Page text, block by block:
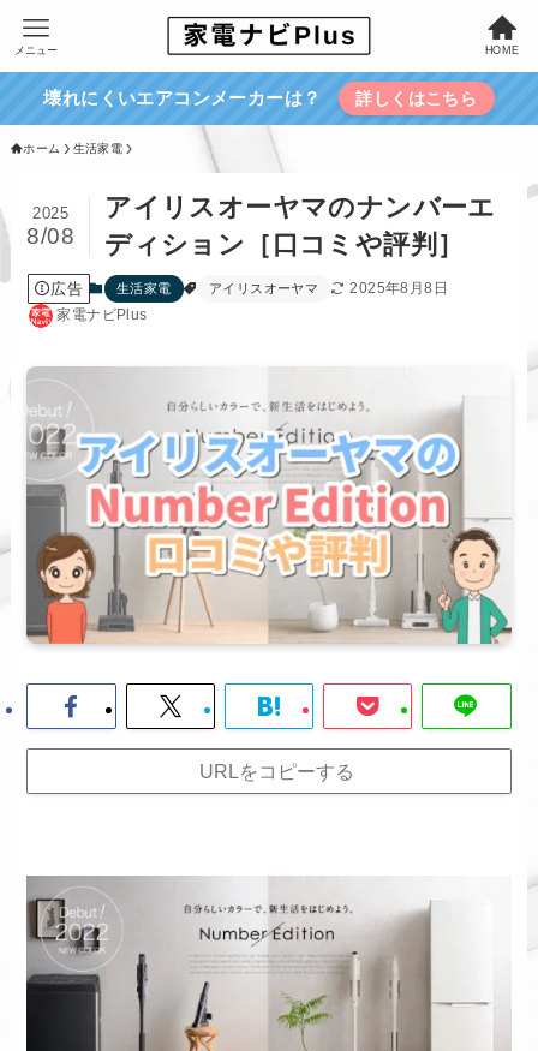
HOME
メニュー
壊れにくいエアコンメーカーは？ 詳しくはこちら
ホーム 生活家電
アイリスオーヤマのナンバーエ
ディション［口コミや評判］
2025
8/08
広告 生活家電 アイリスオーヤマ
2025年8月8日
家電ナビPlus
URLをコピーする